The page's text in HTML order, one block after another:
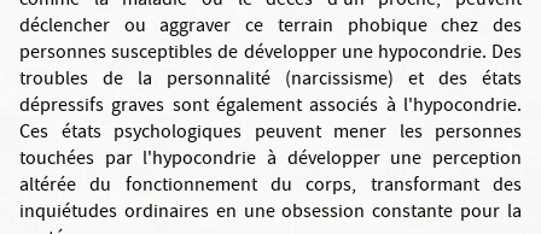
déclencher ou aggraver ce terrain phobique chez des
personnes susceptibles de développer une hypocondrie. Des
troubles de la personnalité (narcissisme) et des états
dépressifs graves sont également associés à l'hypocondrie.
Ces états psychologiques peuvent mener les personnes
touchées par l'hypocondrie à développer une perception
altérée du fonctionnement du corps, transformant des
inquiétudes ordinaires en une obsession constante pour la